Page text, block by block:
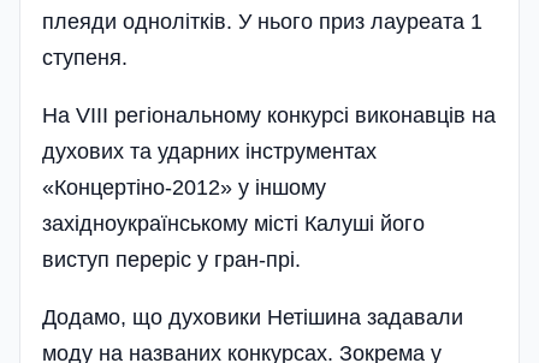
плеяди однолітків. У нього приз лауреата 1
ступеня.
На VIII регіональному конкурсі виконавців на
духових та ударних інструментах
«Концертіно-2012» у іншому
західноукраїнському місті Калуші його
виступ переріс у гран-прі.
Додамо, що духовики Нетішина задавали
моду на названих конкурсах. Зокрема у